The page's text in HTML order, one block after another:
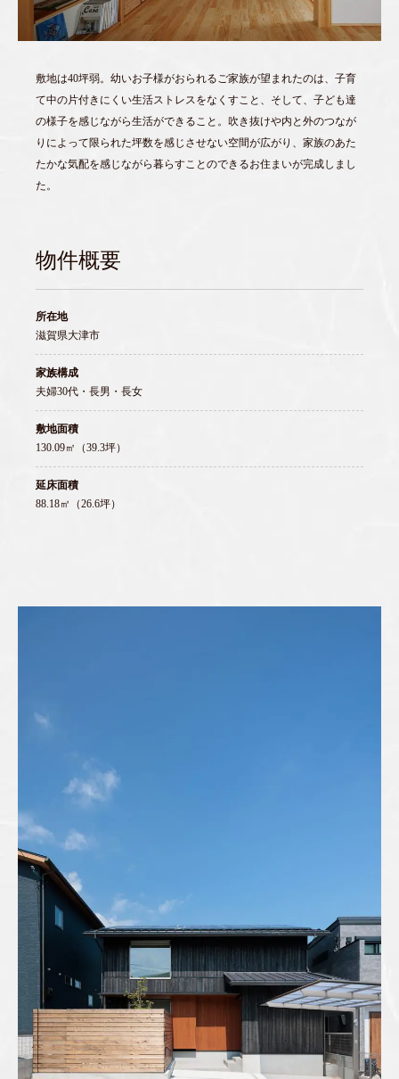
敷地は40坪弱。幼いお子様がおられるご家族が望まれたのは、子育
て中の片付きにくい生活ストレスをなくすこと、そして、子ども達
の様子を感じながら生活ができること。吹き抜けや内と外のつなが
りによって限られた坪数を感じさせない空間が広がり、家族のあた
たかな気配を感じながら暮らすことのできるお住まいが完成しまし
た。
物件概要
所在地
滋賀県大津市
家族構成
夫婦30代・長男・長女
敷地面積
130.09㎡（39.3坪）
延床面積
88.18㎡（26.6坪）